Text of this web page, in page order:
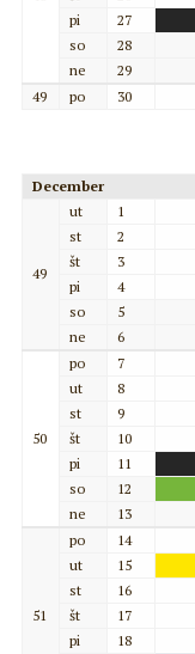
pi
27
so
28
ne
29
49
po 30
December
49
ut
1
st
2
št
3
pi
4
so
5
ne
6
50
po
7
ut
8
st
9
št
10
pi
11
so
12
ne
13
51
po
14
ut
15
st
16
št
17
pi
18